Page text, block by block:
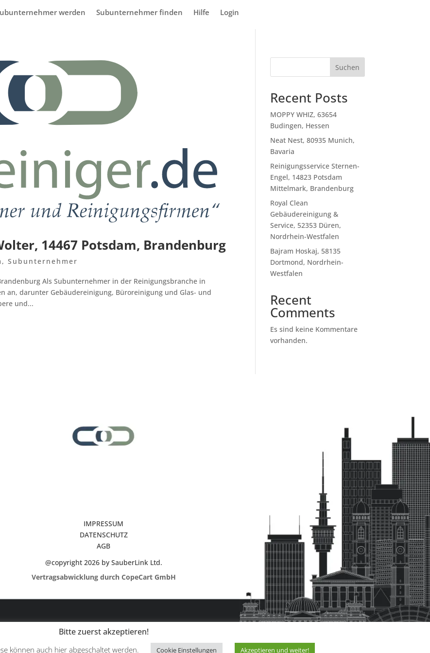
werden Subunternehmer finden Hilfe Login
14467 Potsdam, Brandenburg
,Subunternehmer
Als Subunternehmer in der Reinigungsbranche in
an, darunter Gebäudereinigung, Büroreinigung und Glas- und
und...
Suchen
Recent Posts
MOPPY WHIZ, 63654
Budingen, Hessen
Neat Nest, 80935 Munich,
Bavaria
Reinigungsservice Sternen-
Engel, 14823 Potsdam
Mittelmark, Brandenburg
Royal Clean
Gebäudereinigung &
Service, 52353 Düren,
Nordrhein-Westfalen
Bajram Hoskaj, 58135
Dortmond, Nordrhein-
Westfalen
Recent
Comments
Es sind keine Kommentare
vorhanden.
IMPRESSUM
DATENSCHUTZ
AGB
@copyright 2026 by SauberLink Ltd.
Vertragsabwicklung durch CopeCart GmbH
Bitte zuerst akzeptieren!
können auch hier abgeschaltet werden. Cookie Einstellungen Akzeptieren und weiter!